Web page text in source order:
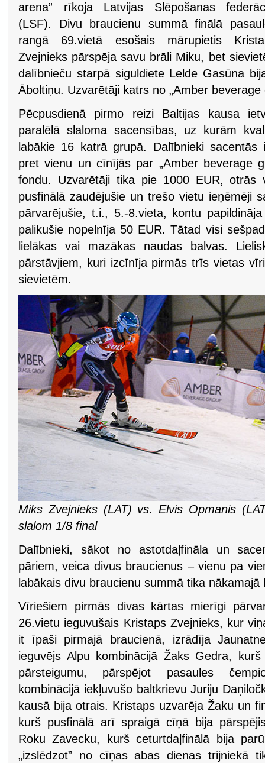
arena” rīkoja Latvijas Slēpošanas
(LSF). Divu braucienu summā finālā
rangā 69.vietā esošais mārupietis
Zvejnieks pārspēja savu brāli Miku, bet
dalībnieču starpā siguldiete Lelde Gasūna
Āboltiņu. Uzvarētāji katrs no „Amber
Pēcpusdienā pirmo reizi Baltijas kausa
paralēlā slaloma sacensības, uz kurām
labākie 16 katrā grupā. Dalībnieki sacentās
pret vienu un cīnījās par „Amber beverage
fondu. Uzvarētāji tika pie 1000 EUR, otrās
pusfinālā zaudējušie un trešo vietu ieņēmēji
pārvarējušie, t.i., 5.-8.vieta, kontu
palikušie nopelnīja 50 EUR. Tātad visi
lielākas vai mazākas naudas balvas.
pārstāvjiem, kuri izcīnīja pirmās trīs vietas
sievietēm.
Miks Zvejnieks (LAT) vs. Elvis Opmanis
slalom 1/8 final
Dalībnieki, sākot no astotdaļfināla un
pāriem, veica divus braucienus – vienu pa
labākais divu braucienu summā tika nākamajā
Vīriešiem pirmās divas kārtas mierīgi
26.vietu ieguvušais Kristaps Zvejnieks, kur
it īpaši pirmajā braucienā, izrādīja
ieguvējs Alpu kombinācijā Žaks Gedra,
pārsteigumu, pārspējot pasaules
kombinācijā iekļuvušo baltkrievu Juriju
kausā bija otrais. Kristaps uzvarēja Žaku un
kurš pusfinālā arī spraigā cīņā bija
Roku Zavecku, kurš ceturtdaļfinālā bija
„izslēdzot” no cīņas abas dienas trijniekā